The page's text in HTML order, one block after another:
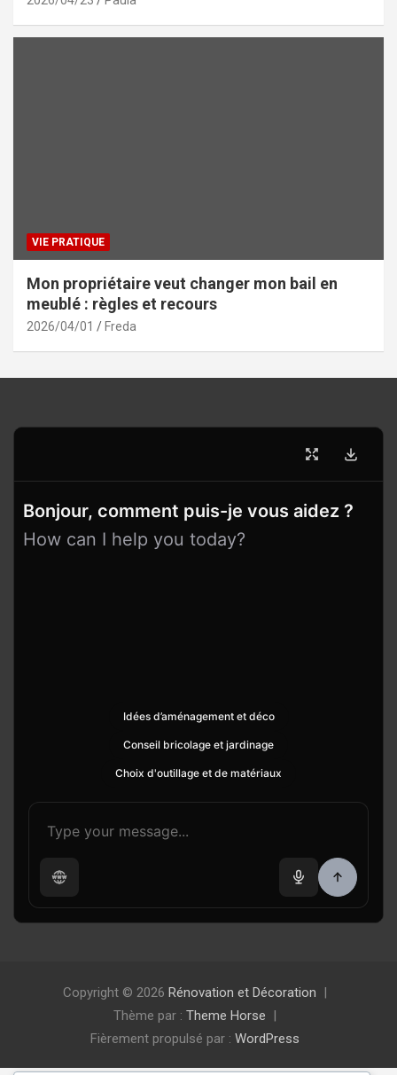
VIE PRATIQUE
Mon propriétaire veut changer mon bail en
meublé : règles et recours
2026/04/01 Freda
Bonjour, comment puis-je vous aidez ?
How can I help you today?
Idées d’aménagement et déco
Conseil bricolage et jardinage
Choix d'outillage et de matériaux
Copyright © 2026 Rénovation et Décoration
Thème par : Theme Horse
Fièrement propulsé par : WordPress